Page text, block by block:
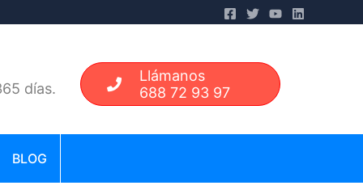
días.
Llámanos
688 72 93 97
BLOG